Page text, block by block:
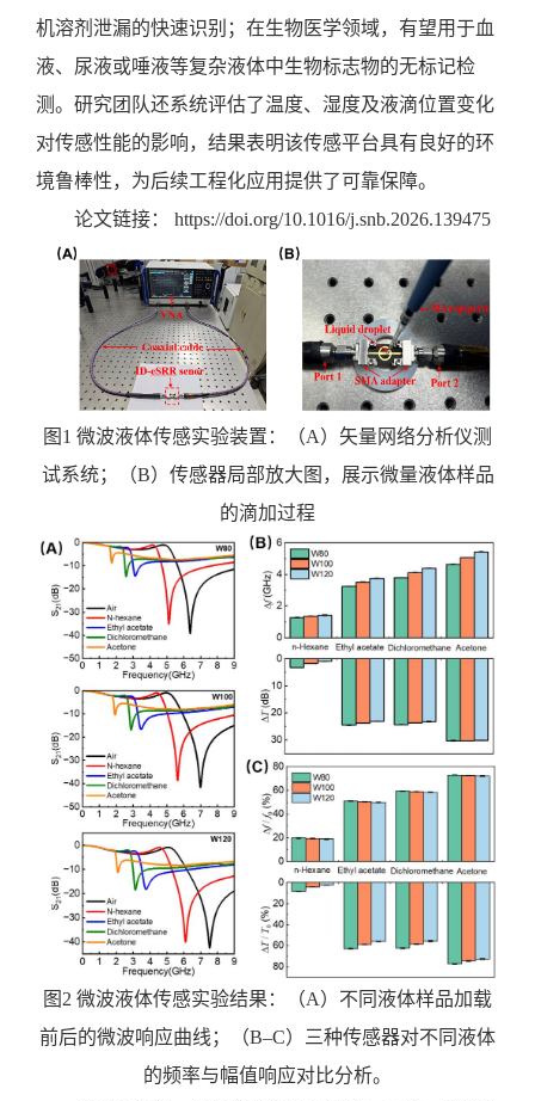
机溶剂泄漏的快速识别；在生物医学领域，有望用于血
液、尿液或唾液等复杂液体中生物标志物的无标记检
测。研究团队还系统评估了温度、湿度及液滴位置变化
对传感性能的影响，结果表明该传感平台具有良好的环
境鲁棒性，为后续工程化应用提供了可靠保障。
论文链接：
https://doi.org/10.1016/j.snb.2026.139475
图 1 微波液体传感实验装置：（A）矢量网络分析仪测
试系统；（B）传感器局部放大图，展示微量液体样品
的滴加过程
图 2 微波液体传感实验结果：（A）不同液体样品加载
前后的微波响应曲线；（B–C）三种传感器对不同液体
的频率与幅值响应对比分析。